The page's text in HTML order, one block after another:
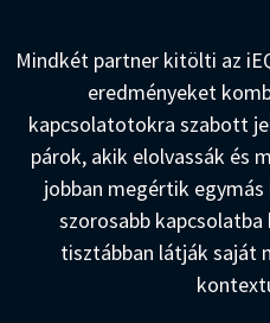
Mindkét partner kitölti az
eredményeket
kapcsolatotokra szabott
párok, akik elolvassák és
jobban megértik
szorosabb kapcsolatba
tisztábban látják saját